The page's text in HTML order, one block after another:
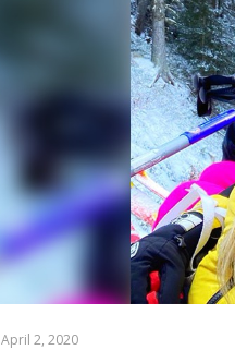
April 2, 2020